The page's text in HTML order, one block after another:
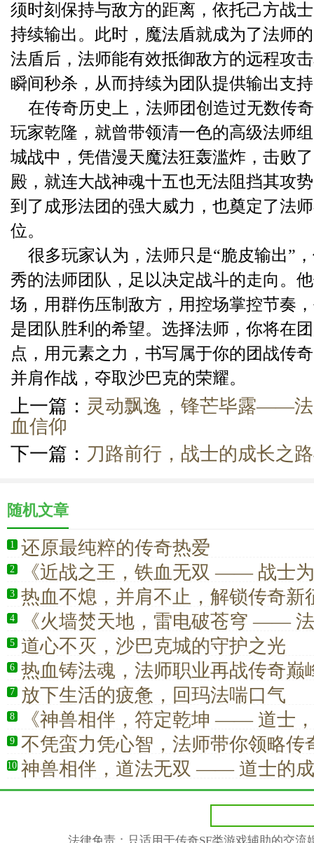
须时刻保持与敌方的距离，依托己方战
持续输出。此时，魔法盾就成为了法师
法盾后，法师能有效抵御敌方的远程攻
瞬间秒杀，从而持续为团队提供输出支
在传奇历史上，法师团创造过无数传
玩家乾隆，就曾带领清一色的高级法师
城战中，凭借漫天魔法狂轰滥炸，击败
殿，就连大战神魂十五也无法阻挡其攻
到了成形法团的强大威力，也奠定了法
位。
很多玩家认为，法师只是“脆皮输出”
秀的法师团队，足以决定战斗的走向。
场，用群伤压制敌方，用控场掌控节奏
是团队胜利的希望。选择法师，你将在
点，用元素之力，书写属于你的团战传
并肩作战，夺取沙巴克的荣耀。
上一篇： 灵动飘逸，锋芒毕露——
血信仰
下一篇： 刀路前行，战士的成长之
随机文章
1 还原最纯粹的传奇热爱
2
《近战之王，铁血无双 —— 战士
家痴迷》
3 热血不熄，并肩不止，解锁传奇新
4
《火墙焚天地，雷电破苍穹 ——
场的永远滴神！》
5 道心不灭，沙巴克城的守护之光
6 热血铸法魂，法师职业再战传奇巅
7 放下生活的疲惫，回玛法喘口气
8
《神兽相伴，符定乾坤 —— 道士
安心的归宿》
9 不凭蛮力凭心智，法师带你领略传
热血
10 神兽相伴，道法无双 —— 道士的